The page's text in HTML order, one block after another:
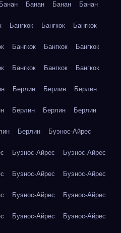
Банан Банан Банан Банан
Бангкок Бангкок Бангкок
Бангкок Бангкок Бангкок
Бангкок Бангкок Бангкок
Берлин Берлин Берлин
Берлин Берлин Берлин
Берлин Буэнос-Айрес
Буэнос-Айрес Буэнос-Айрес
Буэнос-Айрес Буэнос-Айрес
Буэнос-Айрес Буэнос-Айрес
Буэнос-Айрес Буэнос-Айрес